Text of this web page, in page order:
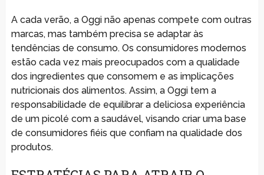
A cada verão, a Oggi não apenas compete com outras
marcas, mas também precisa se adaptar às
tendências de consumo. Os consumidores modernos
estão cada vez mais preocupados com a qualidade
dos ingredientes que consomem e as implicações
nutricionais dos alimentos. Assim, a Oggi tem a
responsabilidade de equilibrar a deliciosa experiência
de um picolé com a saudável, visando criar uma base
de consumidores fiéis que confiam na qualidade dos
produtos.